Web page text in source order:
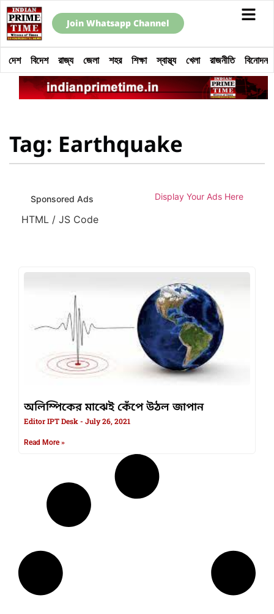
Join Whatsapp Channel
দেশ বিদেশ রাজ্য জেলা শহর শিক্ষা স্বাস্থ্য খেলা রাজনীতি বিনোদন
Tag: Earthquake
Sponsored Ads Display Your Ads Here
HTML / JS Code
অলিম্পিকের মাঝেই কেঁপে উঠল জাপান
Editor IPT Desk July 26, 2021
Read More »